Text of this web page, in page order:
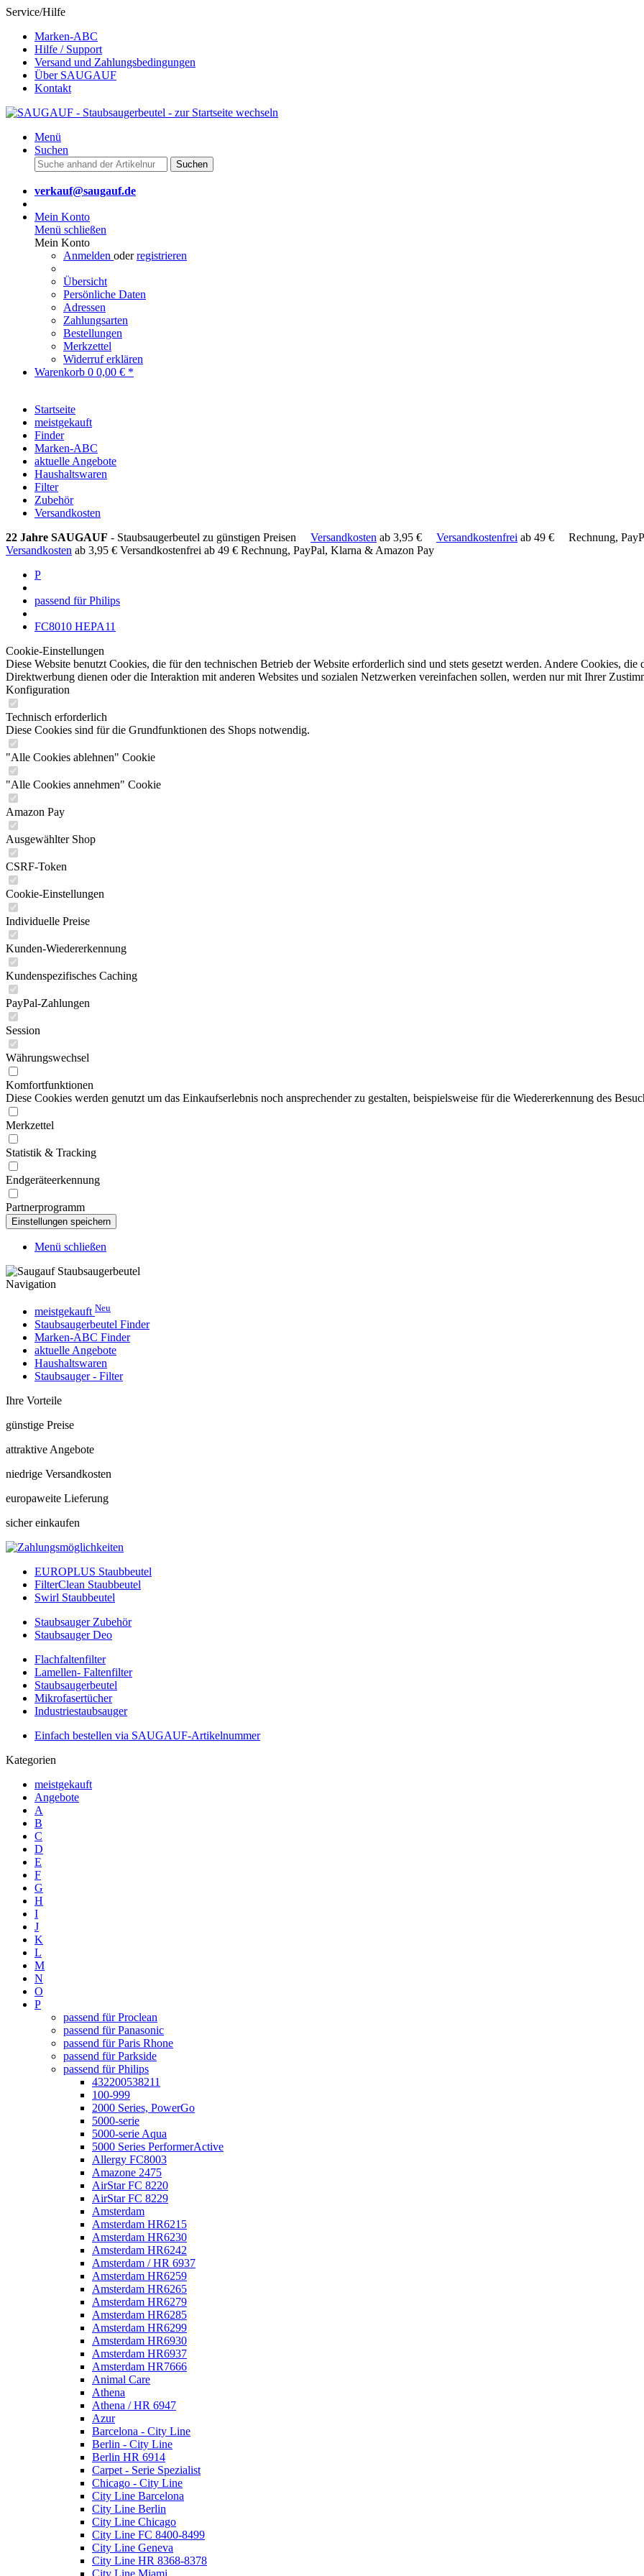
Service/Hilfe
Marken-ABC
Hilfe / Support
Versand und Zahlungsbedingungen
Über SAUGAUF
Kontakt
Menü
Suchen
Suchen
verkauf@saugauf.de
Mein Konto
Menü schließen
Mein Konto
Anmelden oderregistrieren
Übersicht
Persönliche Daten
Adressen
Zahlungsarten
Bestellungen
Merkzettel
Widerruf erklären
Warenkorb 0 0,00 € *
Startseite
meistgekauft
Finder
Marken-ABC
aktuelle Angebote
Haushaltswaren
Filter
Zubehör
Versandkosten
22 Jahre SAUGAUF - Staubsaugerbeutel zu günstigen Preisen Versandkosten ab 3,95 € Versandkostenfrei ab 49 €
Rechnung,
Versandkosten ab 3,95 € Versandkostenfrei ab 49 € Rechnung, PayPal, Klarna & Amazon Pay
P
passend für Philips
FC8010 HEPA11
Cookie-Einstellungen
Diese Website benutzt Cookies, die für den technischen Betrieb der Website erforderlich sind und stets gesetzt werden. Andere Cookies,
Direktwerbung dienen oder die Interaktion mit anderen Websites und sozialen Netzwerken vereinfachen sollen, werden nur mit Ihrer
Konfiguration
Technisch erforderlich
Diese Cookies sind für die Grundfunktionen des Shops notwendig.
"Alle Cookies ablehnen" Cookie
"Alle Cookies annehmen" Cookie
Amazon Pay
Ausgewählter Shop
CSRF-Token
Cookie-Einstellungen
Individuelle Preise
Kunden-Wiedererkennung
Kundenspezifisches Caching
PayPal-Zahlungen
Session
Währungswechsel
Komfortfunktionen
Diese Cookies werden genutzt um das Einkaufserlebnis noch ansprechender zu gestalten, beispielsweise für die Wiedererkennung des
Merkzettel
Statistik & Tracking
Endgeräteerkennung
Partnerprogramm
Menü schließen
Navigation
meistgekauft Neu
Staubsaugerbeutel Finder
Marken-ABC Finder
aktuelle Angebote
Haushaltswaren
Staubsauger - Filter
Ihre Vorteile
günstige Preise
attraktive Angebote
niedrige Versandkosten
europaweite Lieferung
sicher einkaufen
EUROPLUS Staubbeutel
FilterClean Staubbeutel
Swirl Staubbeutel
Staubsauger Zubehör
Staubsauger Deo
Flachfaltenfilter
Lamellen- Faltenfilter
Staubsaugerbeutel
Mikrofasertücher
Industriestaubsauger
Einfach bestellen via SAUGAUF-Artikelnummer
Kategorien
meistgekauft
Angebote
A
B
C
D
E
F
G
H
I
J
K
L
M
N
O
P
passend für Proclean
passend für Panasonic
passend für Paris Rhone
passend für Parkside
passend für Philips
432200538211
100-999
2000 Series, PowerGo
5000-serie
5000-serie Aqua
5000 Series PerformerActive
Allergy FC8003
Amazone 2475
AirStar FC 8220
AirStar FC 8229
Amsterdam
Amsterdam HR6215
Amsterdam HR6230
Amsterdam HR6242
Amsterdam / HR 6937
Amsterdam HR6259
Amsterdam HR6265
Amsterdam HR6279
Amsterdam HR6285
Amsterdam HR6299
Amsterdam HR6930
Amsterdam HR6937
Amsterdam HR7666
Animal Care
Athena
Athena / HR 6947
Azur
Barcelona - City Line
Berlin - City Line
Berlin HR 6914
Carpet - Serie Spezialist
Chicago - City Line
City Line Barcelona
City Line Berlin
City Line Chicago
City Line FC 8400-8499
City Line Geneva
City Line HR 8368-8378